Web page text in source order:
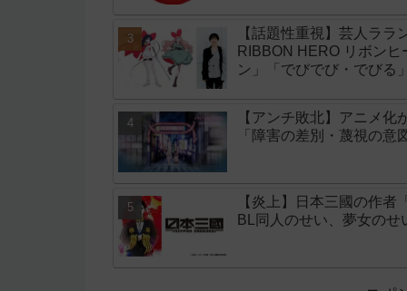
【話題性重視】芸人ラ
RIBBON HERO リボン
ン」「でびでび・でびる
【アンチ敗北】アニメ
「障害の差別・蔑視の
【炎上】日本三國の作
BL同人のせい、夢女の